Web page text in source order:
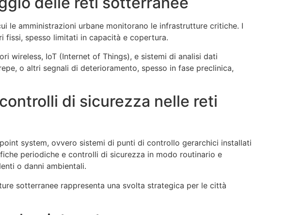
le amministrazioni urbane monitorano le infrastrutture critiche. I
fissi, spesso limitati in capacità e copertura.
wireless, IoT (Internet of Things), e sistemi di analisi dati
o altri segnali di deterioramento, spesso in fase preclinica,
di sicurezza nelle reti
system, ovvero sistemi di punti di controllo gerarchici installati
periodiche e controlli di sicurezza in modo routinario e
o danni ambientali.
sotterranee rappresenta una svolta strategica per le città